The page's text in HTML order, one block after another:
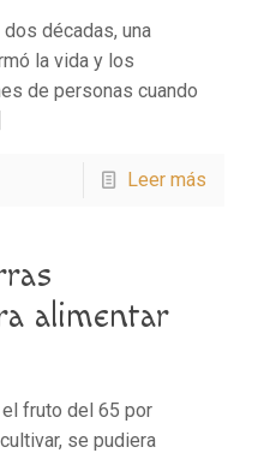
décadas, una
la vida y los
de personas cuando
Leer más
alimentar
el fruto del 65 por
se pudiera